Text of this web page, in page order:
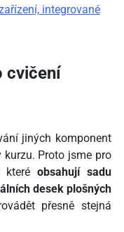
integrované
cvičení
jiných komponent
kurzu. Proto jsme pro
které obsahují sadu
desek plošných
přesně stejná